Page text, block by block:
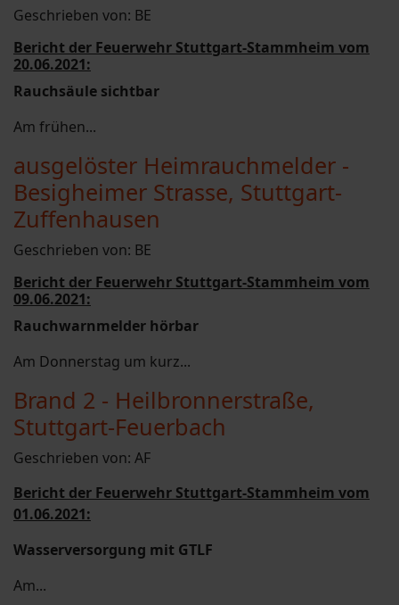
Geschrieben von: BE
Bericht der Feuerwehr Stuttgart-Stammheim vom
20.06.2021:
Rauchsäule sichtbar
Am frühen...
ausgelöster Heimrauchmelder -
Besigheimer Strasse, Stuttgart-
Zuffenhausen
Geschrieben von: BE
Bericht der Feuerwehr Stuttgart-Stammheim vom
09.06.2021:
Rauchwarnmelder hörbar
Am Donnerstag um kurz...
Brand 2 - Heilbronnerstraße,
Stuttgart-Feuerbach
Geschrieben von: AF
Bericht der Feuerwehr Stuttgart-Stammheim vom
01.06.2021:
Wasserversorgung mit GTLF
Am...